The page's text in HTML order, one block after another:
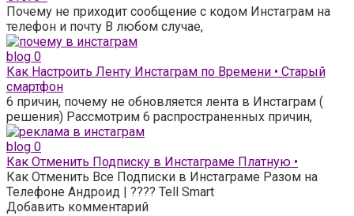
Почему не приходит сообщение с кодом Инстаграм на
телефон и почту В любом случае,
blog 0
Как Настроить Ленту Инстаграм по Времени • Старый
смартфон
6 причин, почему не обновляется лента в Инстаграм (
решения) Рассмотрим 6 распространенных причин,
blog 0
Как Отменить Подписку в Инстаграме Платную •
Как Отменить Все Подписки в Инстаграме Разом на
Телефоне Андроид | ???? Tell Smart
Добавить комментарий